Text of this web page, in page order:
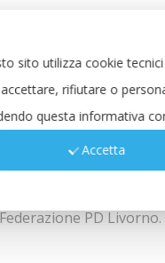
PD
sito utilizza cookie
rifiutare o
questa informativa
Accetta